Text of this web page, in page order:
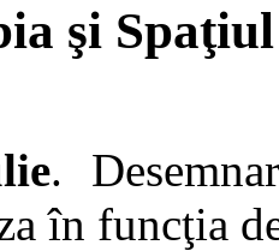
şi
.
în funcţia